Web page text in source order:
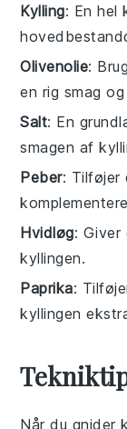
Kylling: En hel
Olivenolie:
en rig smag
Salt: En
smagen af
Peber: Tilføjer
Hvidløg: Giver
kyllingen.
Paprika:
kyllingen
Når du gnider